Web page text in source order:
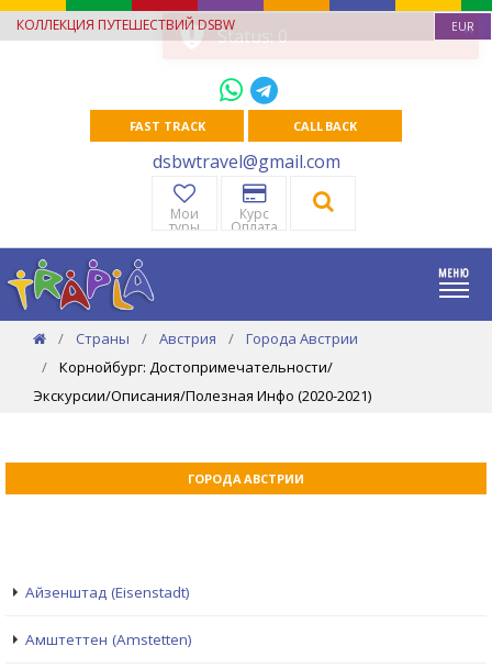
КОЛЛЕКЦИЯ ПУТЕШЕСТВИЙ DSBW EUR
FAST TRACK CALL BACK
dsbwtravel@gmail.com
Мои
туры
Курс
Оплата
Страны Австрия
Города Австрии
Корнойбург: Достопримечательности/
Экскурсии/Описания/Полезная Инфо (2020-2021)
ГОРОДА АВСТРИИ
Айзенштад (Eisenstadt)
Амштеттен (Amstetten)